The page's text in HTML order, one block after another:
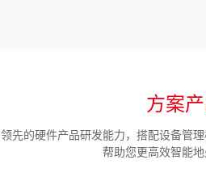
方案
领先的硬件产品研发能力，搭配设备管
帮助您更高效智能地